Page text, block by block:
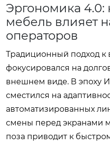
Эргономика 4.0:
мебель влияет
операторов
Традиционный подход
фокусировался на
внешнем виде. В эпоху
сместился на
автоматизированных
смены перед экранами
поза приводит к